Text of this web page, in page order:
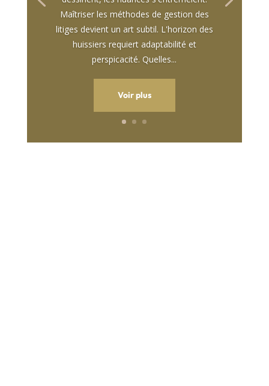
Maîtriser les méthodes de gestion des
litiges devient un art subtil. L'horizon des
huissiers requiert adaptabilité et
perspicacité. Quelles...
Voir plus